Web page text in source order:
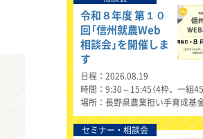
令和８年度 第１０
回「信州就農Web
相談会」を開催しま
す
日程
2026.08.19
時間
9:30～15:45（4枠、一組45
場所
長野県農業担い手育成基
セミナー・相談会